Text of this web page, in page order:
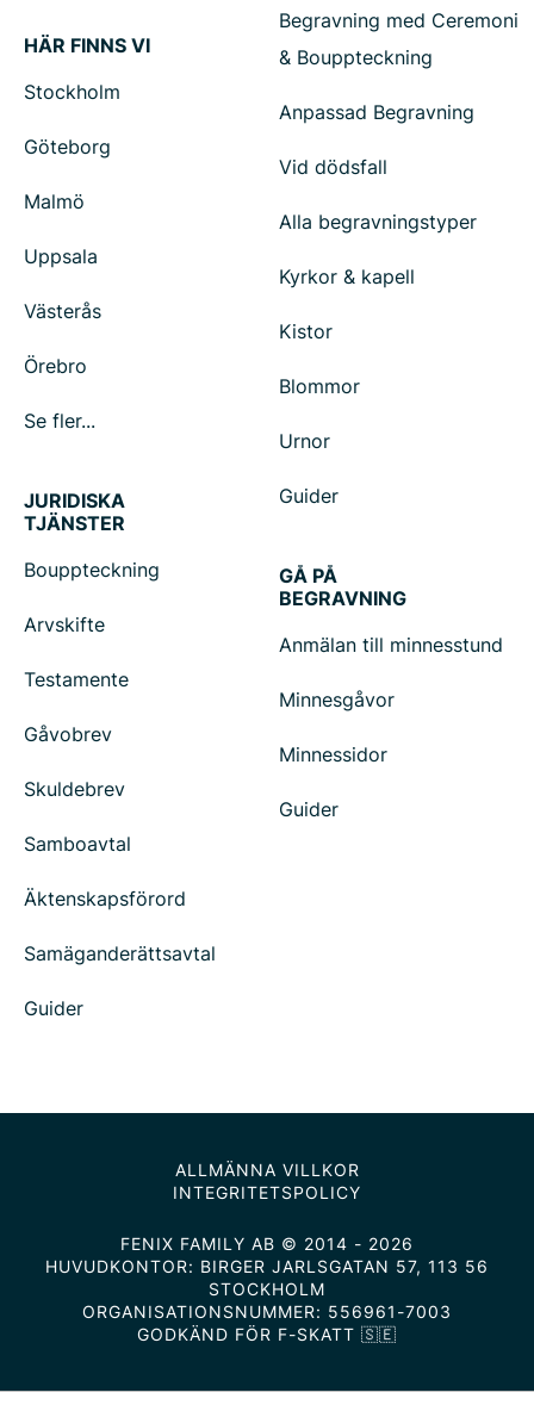
HÄR FINNS VI
Stockholm
Göteborg
Malmö
Uppsala
Västerås
Örebro
Se fler...
Begravning med Ceremoni
& Bouppteckning
Anpassad Begravning
Vid dödsfall
Alla begravningstyper
Kyrkor & kapell
Kistor
Blommor
Urnor
Guider
JURIDISKA
TJÄNSTER
Bouppteckning
Arvskifte
Testamente
Gåvobrev
Skuldebrev
Samboavtal
Äktenskapsförord
Samäganderättsavtal
Guider
GÅ PÅ
BEGRAVNING
Anmälan till minnesstund
Minnesgåvor
Minnessidor
Guider
ALLMÄNNA VILLKOR
INTEGRITETSPOLICY
FENIX FAMILY AB © 2014 - 2026
HUVUDKONTOR: BIRGER JARLSGATAN 57, 113 56
STOCKHOLM
ORGANISATIONSNUMMER: 556961-7003
GODKÄND FÖR F-SKATT 🇸🇪